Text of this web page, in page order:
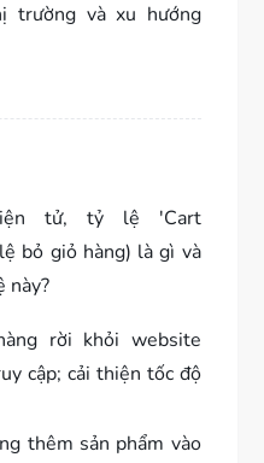
trường và xu hướng
tử, tỷ lệ 'Cart
bỏ giỏ hàng) là gì và
này?
rời khỏi website
cập; cải thiện tốc độ
thêm sản phẩm vào